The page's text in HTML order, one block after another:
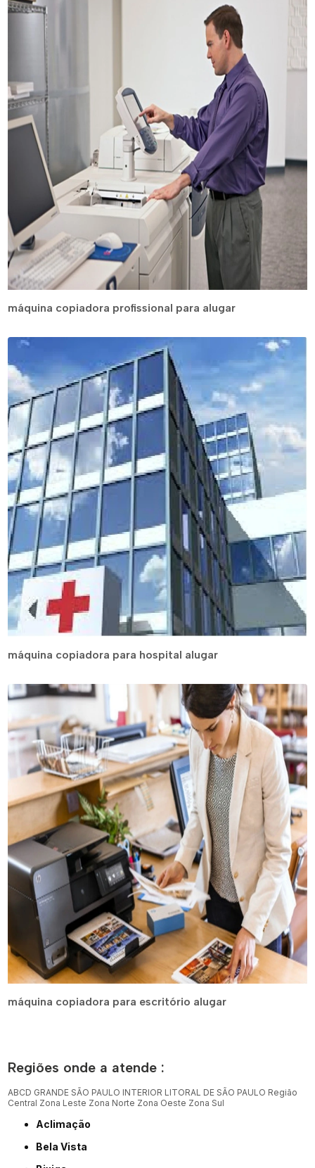
máquina copiadora profissional para alugar
máquina copiadora para hospital alugar
máquina copiadora para escritório alugar
Regiões onde a atende :
ABCD GRANDE SÃO PAULO INTERIOR LITORAL DE SÃO PAULO Região
Central Zona Leste Zona Norte Zona Oeste Zona Sul
Aclimação
Bela Vista